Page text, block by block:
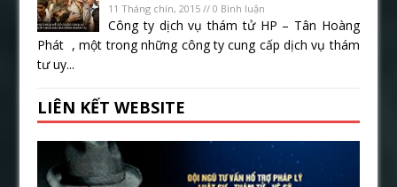
11 Tháng chín, 2015 // 0 Bình luận
Công ty dịch vụ thám tử HP – Tân Hoàng
Phát , một trong những công ty cung cấp dịch vụ thám
tư uy...
LIÊN KẾT WEBSITE